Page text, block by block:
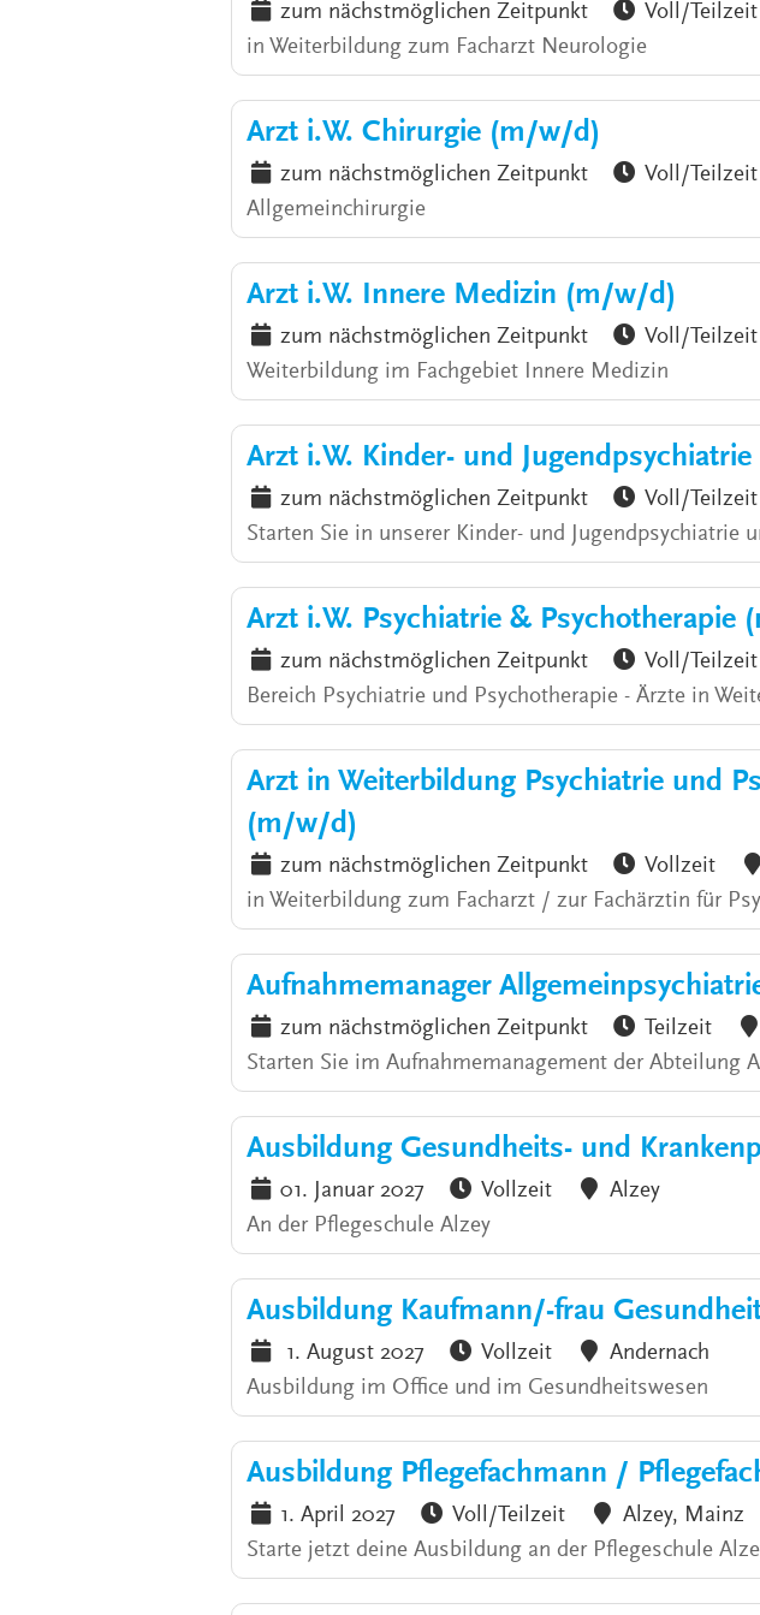
zum nächstmöglichen Zeitpunkt Voll/Teilzeit
in Weiterbildung zum Facharzt Neurologie
Arzt i.W. Chirurgie (m/w/d)
zum nächstmöglichen Zeitpunkt Voll/Teilzeit
Allgemeinchirurgie
Arzt i.W. Innere Medizin (m/w/d)
zum nächstmöglichen Zeitpunkt Voll/Teilzeit
Weiterbildung im Fachgebiet Innere Medizin
Arzt i.W. Kinder- und
zum nächstmöglichen Zeitpunkt Voll/Teilzeit
Starten Sie in unserer Kinder- und Jugendpsychiatrie
Arzt i.W. Psychiatrie & Psychotherapie
zum nächstmöglichen Zeitpunkt Voll/Teilzeit
Bereich Psychiatrie und Psychotherapie - Ärzte in
Arzt in Weiterbildung Psychiatrie und
(m/w/d)
zum nächstmöglichen Zeitpunkt Vollzeit
in Weiterbildung zum Facharzt / zur Fachärztin für
Aufnahmemanager
zum nächstmöglichen Zeitpunkt Teilzeit
Starten Sie im Aufnahmemanagement der Abteilung
Ausbildung Gesundheits- und
01. Januar 2027 Vollzeit
Alzey
An der Pflegeschule Alzey
Ausbildung Kaufmann/-frau
1. August 2027 Vollzeit
Andernach
Ausbildung im Office und im Gesundheitswesen
Ausbildung Pflegefachmann /
1. April 2027 Voll/Teilzeit
Alzey, Mainz
Starte jetzt deine Ausbildung an der Pflegeschule